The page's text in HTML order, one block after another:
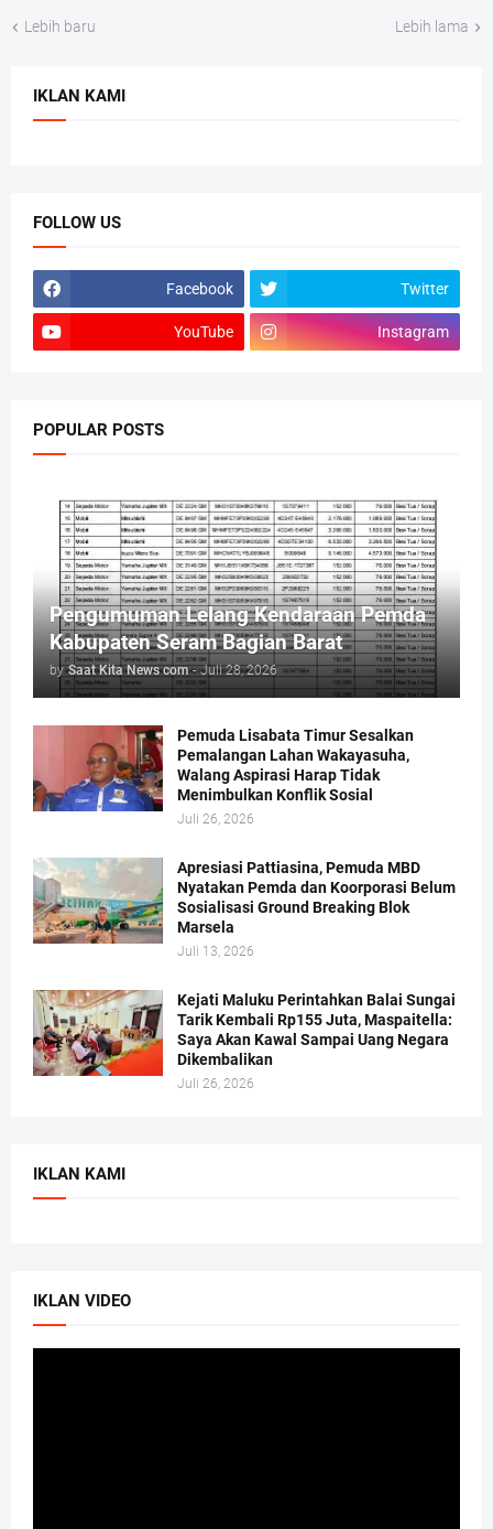
Lebih baru Lebih lama
IKLAN KAMI
FOLLOW US
Facebook Twitter
YouTube Instagram
POPULAR POSTS
Pengumuman Lelang Kendaraan Pemda
Kabupaten Seram Bagian Barat
by Saat Kita News com - Juli 28, 2026
Pemuda Lisabata Timur Sesalkan
Pemalangan Lahan Wakayasuha,
Walang Aspirasi Harap Tidak
Menimbulkan Konflik Sosial
Juli 26, 2026
Apresiasi Pattiasina, Pemuda MBD
Nyatakan Pemda dan Koorporasi Belum
Sosialisasi Ground Breaking Blok
Marsela
Juli 13, 2026
Kejati Maluku Perintahkan Balai Sungai
Tarik Kembali Rp155 Juta, Maspaitella:
Saya Akan Kawal Sampai Uang Negara
Dikembalikan
Juli 26, 2026
IKLAN KAMI
IKLAN VIDEO